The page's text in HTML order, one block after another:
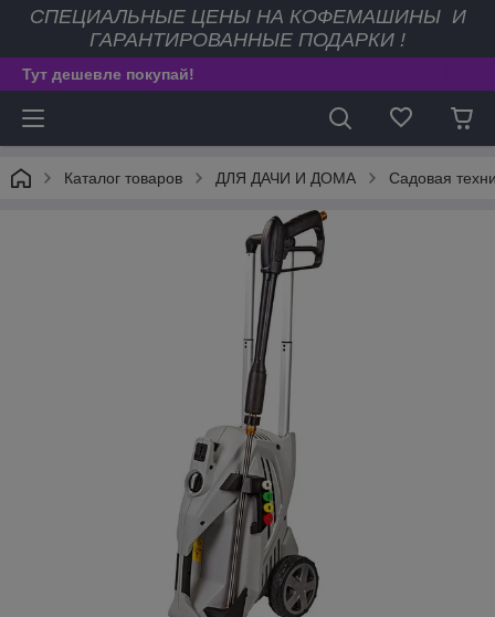
СПЕЦИАЛЬНЫЕ ЦЕНЫ НА КОФЕМАШИНЫ И
ГАРАНТИРОВАННЫЕ ПОДАРКИ !
Тут дешевле покупай!
Каталог товаров ДЛЯ ДАЧИ И ДОМА Садовая